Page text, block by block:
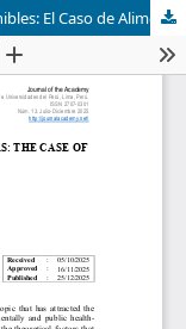
Factores de Consumo de Alimentos Sostenibles: El Caso de Alimentos Orgánicos